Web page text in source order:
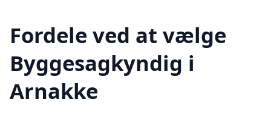
Fordele ved at vælge
Byggesagkyndig i
Arnakke